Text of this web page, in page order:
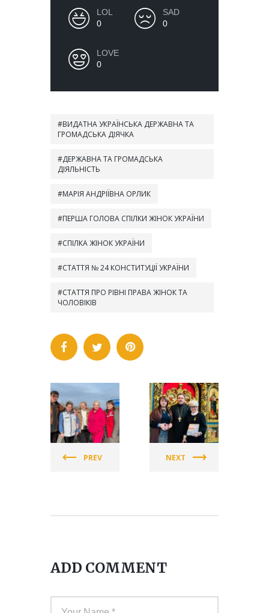
0
LOL
0
SAD
0
LOVE
ВИДАТНА УКРАЇНСЬКА ДЕРЖАВНА ТА
ГРОМАДСЬКА ДІЯЧКА
ДЕРЖАВНА ТА ГРОМАДСЬКА
ДІЯЛЬНІСТЬ
МАРІЯ АНДРІЇВНА ОРЛИК
ПЕРША ГОЛОВА СПІЛКИ ЖІНОК УКРАЇНИ
СПІЛКА ЖІНОК УКРАЇНИ
СТАТТЯ № 24 КОНСТИТУЦІЇ УКРАЇНИ
СТАТТЯ ПРО РІВНІ ПРАВА ЖІНОК ТА
ЧОЛОВІКІВ
СПІЛКА
ЖІНОК
УКРАЇНИ
PREV
СПІЛКА
ЖІНОК
УКРАЇНИ
NEXT
ADD COMMENT